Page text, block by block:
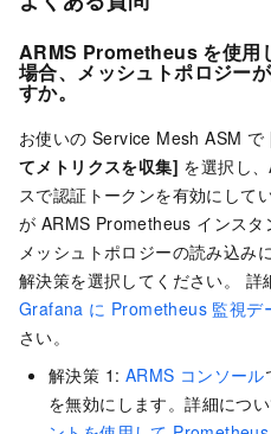
ARMS Prometheus を使用
場合、メッシュトポロジー
すか。
お使いの Service Mesh ASM で
てメトリクスを収集] を選択し
スで認証トークンを有効にして
が ARMS Prometheus インスタ
メッシュトポロジーの読み込み
解決策を選択してください。 詳
Grafana に Prometheus 監視デ
さい。
解決策 1: ARMS コンソール
を無効にします。詳細につ